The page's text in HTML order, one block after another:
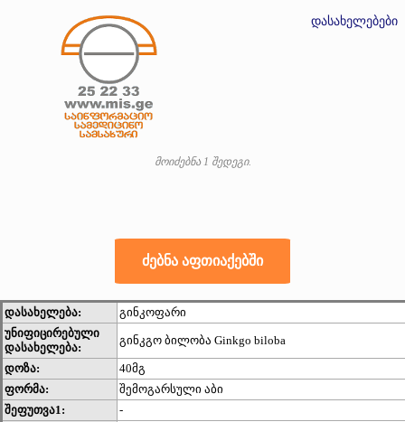
დასახელებები
მოიძებნა 1 შედეგი.
დასახელება:
გინკოფარი
უნიფიცირებული
დასახელება:
გინკგო ბილობა Ginkgo biloba
დოზა:
40მგ
ფორმა:
შემოგარსული აბი
შეფუთვა1:
-